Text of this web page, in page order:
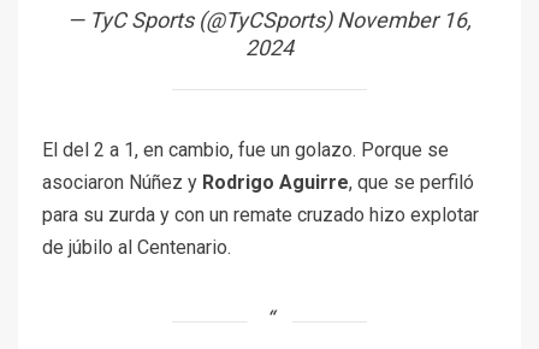
— TyC Sports (@TyCSports)November 16,
2024
El del 2 a 1, en cambio, fue un golazo. Porque se
asociaron Núñez y Rodrigo Aguirre, que se perfiló
para su zurda y con un remate cruzado hizo explotar
de júbilo al Centenario.